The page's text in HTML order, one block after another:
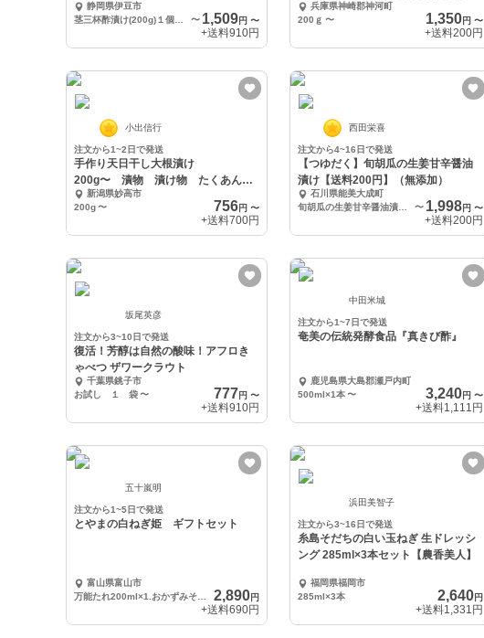
静岡県伊豆市
〜 1,509円 〜
+送料910円
苦味がありま
兵庫県神崎郡神河町
200ｇ 〜 1,350円 〜
+送料200円
小出信行
注文から1~2日で発送
手作り天日干し大根漬け
200g〜 漬物 漬け物 たくあん
沢庵
新潟県妙高市
200g〜 756円 〜
+送料700円
西田栄喜
注文から4~16日で発送
【つゆだく】旬胡瓜の生姜甘辛醤油
漬け【送料200円】（無添加）
石川県能美大成町
旬胡瓜の生姜甘辛醤油漬け150ｇ×4
〜 1,998円 〜
+送料200円
坂尾英彦
注文から3~10日で発送
復活！芳醇は自然の酸味！アフロき
ゃべつ ザワークラウト
千葉県銚子市
お試し １ 袋〜 777 円 〜
+送料910円
中田米城
注文から1~7日で発送
奄美の伝統発酵食品『真きび酢』
鹿児島県大島郡瀬戸内町
500ml×1本 〜 3,240円 〜
+送料1,111円
五十嵐明
注文から1~5日で発送
とやまの白ねぎ姫 ギフトセット
富山県富山市
2,890円
+送料690円
浜田美智子
注文から3~16日で発送
糸島そだちの白い玉ねぎ 生ドレッシ
ング 285ml×3本セット【農香美人】
福岡県福岡市
285ml×3本
2,640円
+送料1,331円